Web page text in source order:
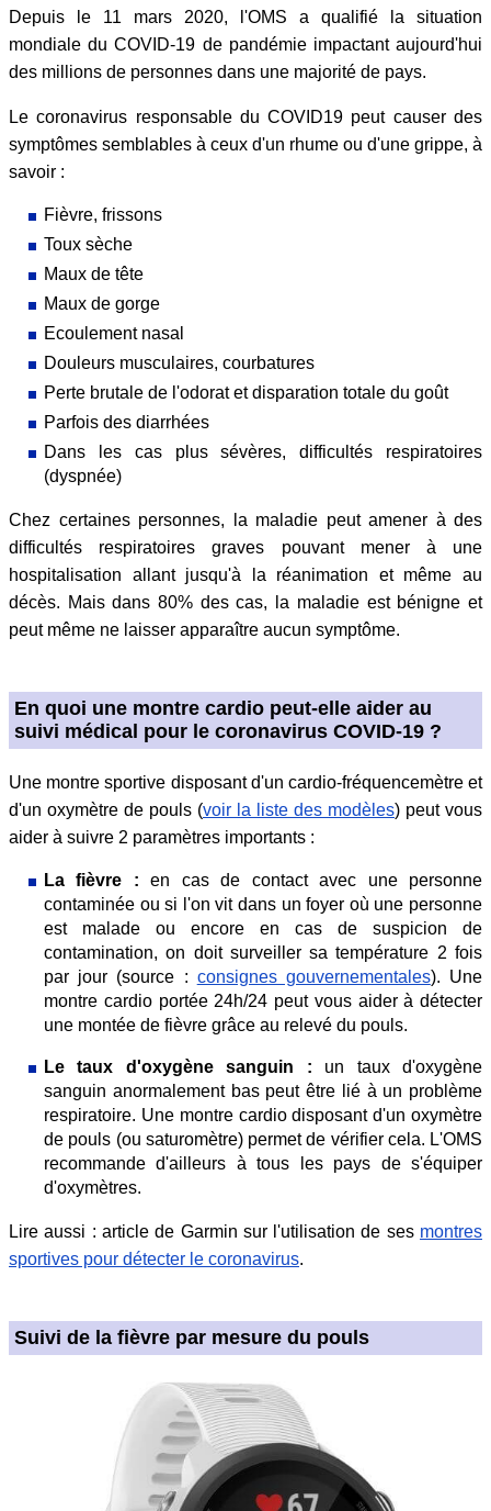
Depuis le 11 mars 2020, l'OMS a qualifié la situation
mondiale du COVID-19 de pandémie impactant aujourd'hui
des millions de personnes dans une majorité de pays.
Le coronavirus responsable du COVID19 peut causer des
symptômes semblables à ceux d'un rhume ou d'une grippe, à
savoir :
Fièvre, frissons
Toux sèche
Maux de tête
Maux de gorge
Ecoulement nasal
Douleurs musculaires, courbatures
Perte brutale de l'odorat et disparation totale du goût
Parfois des diarrhées
Dans les cas plus sévères, difficultés respiratoires
(dyspnée)
Chez certaines personnes, la maladie peut amener à des
difficultés respiratoires graves pouvant mener à une
hospitalisation allant jusqu'à la réanimation et même au
décès. Mais dans 80% des cas, la maladie est bénigne et
peut même ne laisser apparaître aucun symptôme.
En quoi une montre cardio peut-elle aider au
suivi médical pour le coronavirus COVID-19 ?
Une montre sportive disposant d'un cardio-fréquencemètre et
d'un oxymètre de pouls (voir la liste des modèles) peut vous
aider à suivre 2 paramètres importants :
La fièvre : en cas de contact avec une personne
contaminée ou si l'on vit dans un foyer où une personne
est malade ou encore en cas de suspicion de
contamination, on doit surveiller sa température 2 fois
par jour (source : consignes gouvernementales). Une
montre cardio portée 24h/24 peut vous aider à détecter
une montée de fièvre grâce au relevé du pouls.
Le taux d'oxygène sanguin : un taux d'oxygène
sanguin anormalement bas peut être lié à un problème
respiratoire. Une montre cardio disposant d'un oxymètre
de pouls (ou saturomètre) permet de vérifier cela. L'OMS
recommande d'ailleurs à tous les pays de s'équiper
d'oxymètres.
Lire aussi : article de Garmin sur l'utilisation de ses montres
sportives pour détecter le coronavirus.
Suivi de la fièvre par mesure du pouls